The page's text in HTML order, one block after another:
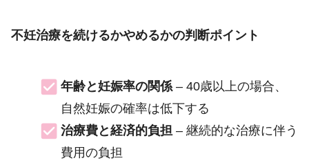
不妊治療を続けるかやめるかの判断ポイント
年齢と妊娠率の関係– 40歳以上の場合、
自然妊娠の確率は低下する
治療費と経済的負担– 継続的な治療に伴う
費用の負担